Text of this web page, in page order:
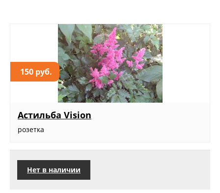
150 руб.
Астильба Vision
розетка
Нет в наличии